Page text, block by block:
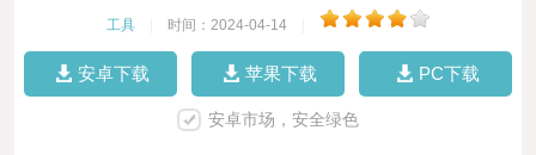
工具 时间：2024-04-14
安卓下载 苹果下载 PC下载
安卓市场，安全绿色